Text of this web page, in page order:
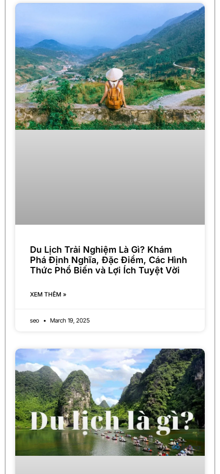
Du Lịch Trải Nghiệm Là Gì? Khám
Phá Định Nghĩa, Đặc Điểm, Các Hình
Thức Phổ Biến và Lợi Ích Tuyệt Vời
XEM THÊM »
seo March 19, 2025